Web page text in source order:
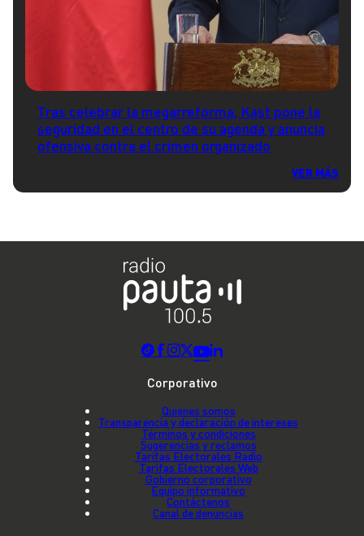
Tras celebrar la megarreforma, Kast pone la
seguridad en el centro de su agenda y anuncia
ofensiva contra el crimen organizado
VER MÁS
Corporativo
Quienes somos
Transparencia y declaración de intereses
Términos y condiciones
Sugerencias y reclamos
Tarifas Electorales Radio
Tarifas Electorales Web
Gobierno corporativo
Equipo informativo
Contáctenos
Canal de denuncias